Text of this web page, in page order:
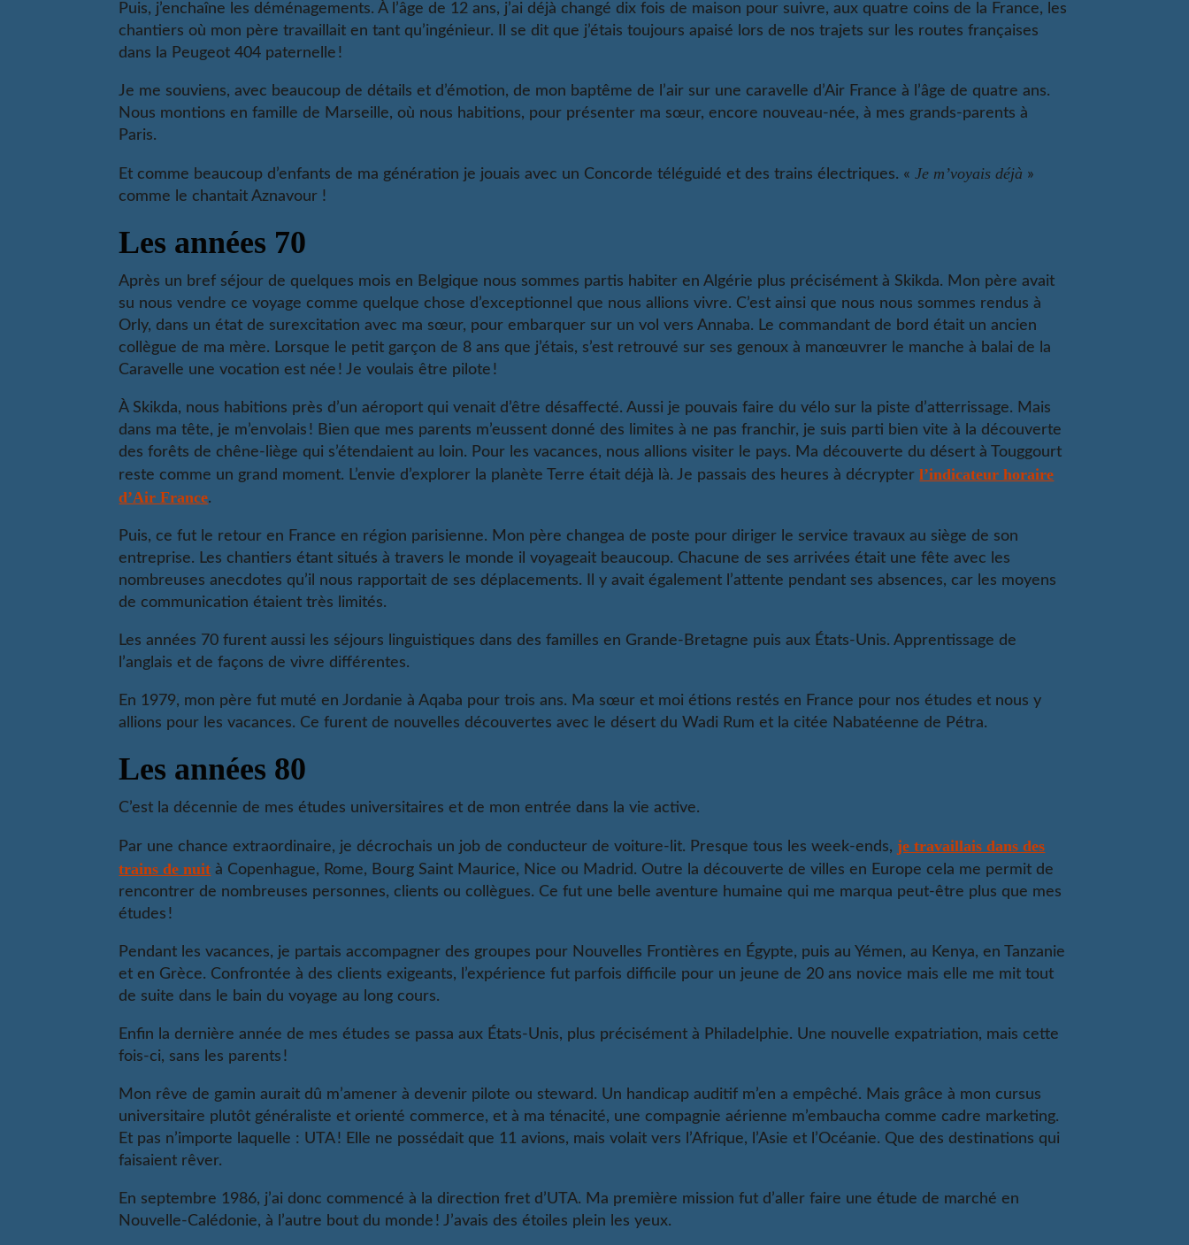
Puis, j’enchaîne les déménagements. À l’âge de 12 ans, j’ai déjà changé dix fois de maison pour suivre, aux quatre coins de la France, les
chantiers où mon père travaillait en tant qu’ingénieur. Il se dit que j’étais toujours apaisé lors de nos trajets sur les routes françaises
dans la Peugeot 404 paternelle !
Je me souviens, avec beaucoup de détails et d’émotion, de mon baptême de l’air sur une caravelle d’Air France à l’âge de quatre ans.
Nous montions en famille de Marseille, où nous habitions, pour présenter ma sœur, encore nouveau-née, à mes grands-parents à
Paris.
Et comme beaucoup d’enfants de ma génération je jouais avec un Concorde téléguidé et des trains électriques. «Je m’voyais déjà »
comme le chantait Aznavour !
Les années 70
Après un bref séjour de quelques mois en Belgique nous sommes partis habiter en Algérie plus précisément à Skikda. Mon père avait
su nous vendre ce voyage comme quelque chose d’exceptionnel que nous allions vivre. C’est ainsi que nous nous sommes rendus à
Orly, dans un état de surexcitation avec ma sœur, pour embarquer sur un vol vers Annaba. Le commandant de bord était un ancien
collègue de ma mère. Lorsque le petit garçon de 8 ans que j’étais, s’est retrouvé sur ses genoux à manœuvrer le manche à balai de la
Caravelle une vocation est née ! Je voulais être pilote !
À Skikda, nous habitions près d’un aéroport qui venait d’être désaffecté. Aussi je pouvais faire du vélo sur la piste d’atterrissage. Mais
dans ma tête, je m’envolais ! Bien que mes parents m’eussent donné des limites à ne pas franchir, je suis parti bien vite à la découverte
des forêts de chêne-liège qui s’étendaient au loin. Pour les vacances, nous allions visiter le pays. Ma découverte du désert à Touggourt
reste comme un grand moment. L’envie d’explorer la planète Terre était déjà là. Je passais des heures à décrypterl’indicateur horaire
d’Air France.
Puis, ce fut le retour en France en région parisienne. Mon père changea de poste pour diriger le service travaux au siège de son
entreprise. Les chantiers étant situés à travers le monde il voyageait beaucoup. Chacune de ses arrivées était une fête avec les
nombreuses anecdotes qu’il nous rapportait de ses déplacements. Il y avait également l’attente pendant ses absences, car les moyens
de communication étaient très limités.
Les années 70 furent aussi les séjours linguistiques dans des familles en Grande-Bretagne puis aux États-Unis. Apprentissage de
l’anglais et de façons de vivre différentes.
En 1979, mon père fut muté en Jordanie à Aqaba pour trois ans. Ma sœur et moi étions restés en France pour nos études et nous y
allions pour les vacances. Ce furent de nouvelles découvertes avec le désert du Wadi Rum et la citée Nabatéenne de Pétra.
Les années 80
C’est la décennie de mes études universitaires et de mon entrée dans la vie active.
Par une chance extraordinaire, je décrochais un job de conducteur de voiture-lit. Presque tous les week-ends, je travaillais dans des
trains de nuit à Copenhague, Rome, Bourg Saint Maurice, Nice ou Madrid. Outre la découverte de villes en Europe cela me permit de
rencontrer de nombreuses personnes, clients ou collègues. Ce fut une belle aventure humaine qui me marqua peut-être plus que mes
études !
Pendant les vacances, je partais accompagner des groupes pour Nouvelles Frontières en Égypte, puis au Yémen, au Kenya, en Tanzanie
et en Grèce. Confrontée à des clients exigeants, l’expérience fut parfois difficile pour un jeune de 20 ans novice mais elle me mit tout
de suite dans le bain du voyage au long cours.
Enfin la dernière année de mes études se passa aux États-Unis, plus précisément à Philadelphie. Une nouvelle expatriation, mais cette
fois-ci, sans les parents !
Mon rêve de gamin aurait dû m’amener à devenir pilote ou steward. Un handicap auditif m’en a empêché. Mais grâce à mon cursus
universitaire plutôt généraliste et orienté commerce, et à ma ténacité, une compagnie aérienne m’embaucha comme cadre marketing.
Et pas n’importe laquelle : UTA ! Elle ne possédait que 11 avions, mais volait vers l’Afrique, l’Asie et l’Océanie. Que des destinations qui
faisaient rêver.
En septembre 1986, j’ai donc commencé à la direction fret d’UTA. Ma première mission fut d’aller faire une étude de marché en
Nouvelle-Calédonie, à l’autre bout du monde ! J’avais des étoiles plein les yeux.